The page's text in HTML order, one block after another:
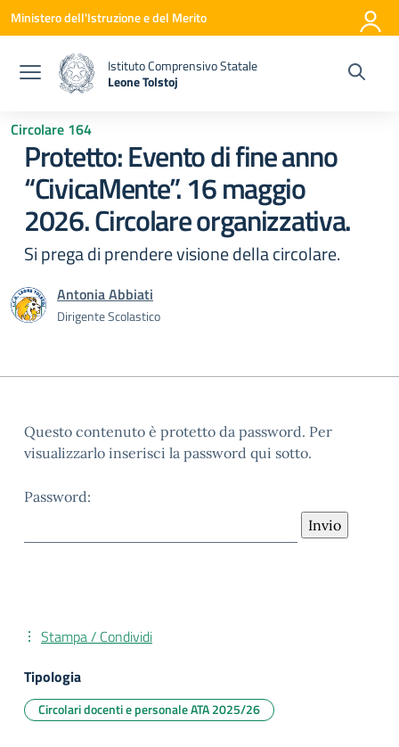
Vai ai contenuti
Vai al menu di navigazione
Vai al footer
Ministero dell'Istruzione e del Merito
Istituto Comprensivo Statale
Leone Tolstoj
Circolare 164
Protetto: Evento di fine anno
“CivicaMente”. 16 maggio
2026. Circolare organizzativa.
Si prega di prendere visione della circolare.
Antonia Abbiati
Dirigente Scolastico
Questo contenuto è protetto da password. Per
visualizzarlo inserisci la password qui sotto.
Password:
Stampa / Condividi
Tipologia
Circolari docenti e personale ATA 2025/26